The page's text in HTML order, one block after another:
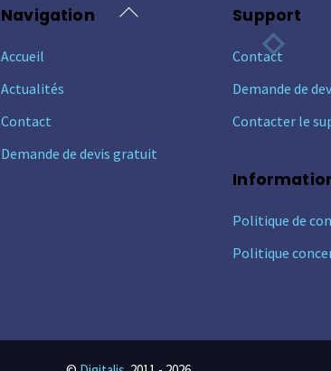
Back
Navigation
Accueil
Actualités
Contact
Demande de devis gratuit
Support
Contact
Demande de
Contacter le
Politique de
Politique